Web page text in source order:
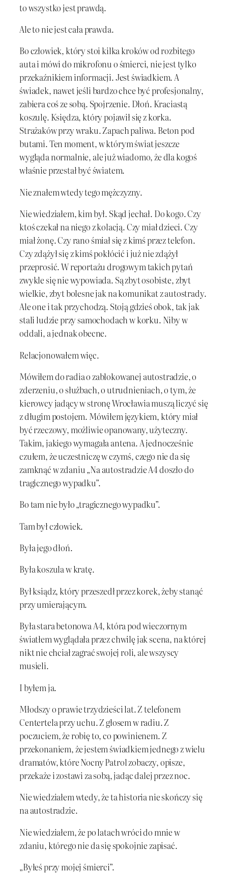
to wszystko jest prawdą.
Ale to nie jest cała prawda.
Bo człowiek, który stoi kilka kroków od rozbitego
auta i mówi do mikrofonu o śmierci, nie jest tylko
przekaźnikiem informacji. Jest świadkiem. A
świadek, nawet jeśli bardzo chce być profesjonalny,
zabiera coś ze sobą. Spojrzenie. Dłoń. Kraciastą
koszulę. Księdza, który pojawił się z korka.
Strażaków przy wraku. Zapach paliwa. Beton pod
butami. Ten moment, w którym świat jeszcze
wygląda normalnie, ale już wiadomo, że dla kogoś
właśnie przestał być światem.
Nie znałem wtedy tego mężczyzny.
Nie wiedziałem, kim był. Skąd jechał. Do kogo. Czy
ktoś czekał na niego z kolacją. Czy miał dzieci. Czy
miał żonę. Czy rano śmiał się z kimś przez telefon.
Czy zdążył się z kimś pokłócić i już nie zdążył
przeprosić. W reportażu drogowym takich pytań
zwykle się nie wypowiada. Są zbyt osobiste, zbyt
wielkie, zbyt bolesne jak na komunikat z autostrady.
Ale one i tak przychodzą. Stoją gdzieś obok, tak jak
stali ludzie przy samochodach w korku. Niby w
oddali, a jednak obecne.
Relacjonowałem więc.
Mówiłem do radia o zablokowanej autostradzie, o
zderzeniu, o służbach, o utrudnieniach, o tym, że
kierowcy jadący w stronę Wrocławia muszą liczyć się
z długim postojem. Mówiłem językiem, który miał
być rzeczowy, możliwie opanowany, użyteczny.
Takim, jakiego wymagała antena. A jednocześnie
czułem, że uczestniczę w czymś, czego nie da się
zamknąć w zdaniu „Na autostradzie A4 doszło do
tragicznego wypadku”.
Bo tam nie było „tragicznego wypadku”.
Tam był człowiek.
Była jego dłoń.
Była koszula w kratę.
Był ksiądz, który przeszedł przez korek, żeby stanąć
przy umierającym.
Była stara betonowa A4, która pod wieczornym
światłem wyglądała przez chwilę jak scena, na której
nikt nie chciał zagrać swojej roli, ale wszyscy
musieli.
I byłem ja.
Młodszy o prawie trzydzieści lat. Z telefonem
Centertela przy uchu. Z głosem w radiu. Z
poczuciem, że robię to, co powinienem. Z
przekonaniem, że jestem świadkiem jednego z wielu
dramatów, które Nocny Patrol zobaczy, opisze,
przekaże i zostawi za sobą, jadąc dalej przez noc.
Nie wiedziałem wtedy, że ta historia nie skończy się
na autostradzie.
Nie wiedziałem, że po latach wróci do mnie w
zdaniu, którego nie da się spokojnie zapisać.
„Byłeś przy mojej śmierci”.